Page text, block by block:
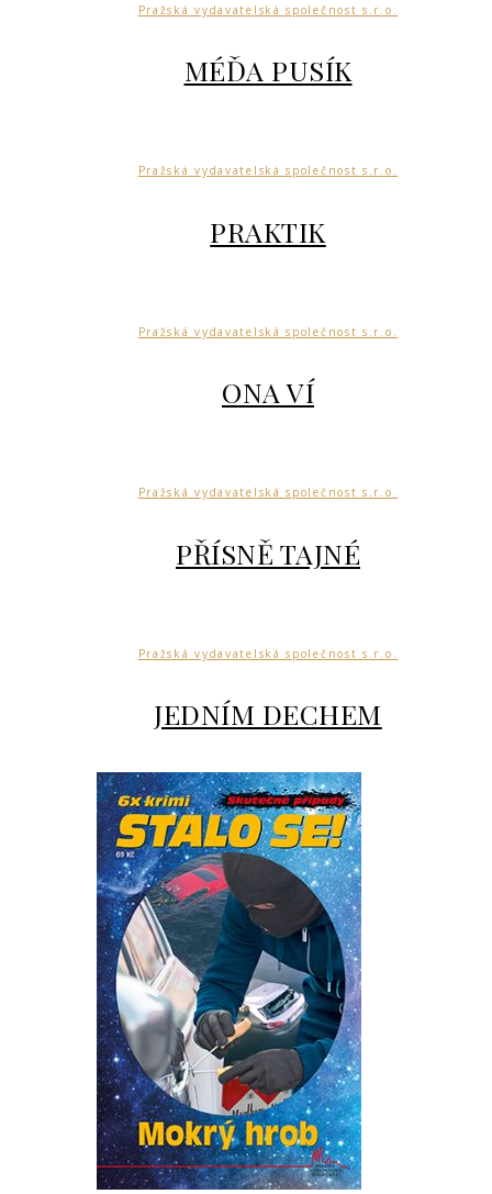
Pražská vydavatelská společnost s.r.o.
MÉĎA PUSÍK
Pražská vydavatelská společnost s.r.o.
PRAKTIK
Pražská vydavatelská společnost s.r.o.
ONA VÍ
Pražská vydavatelská společnost s.r.o.
PŘÍSNĚ TAJNÉ
Pražská vydavatelská společnost s.r.o.
JEDNÍM DECHEM